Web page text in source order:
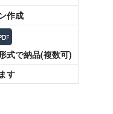
作成
式で納品(複数可)
す